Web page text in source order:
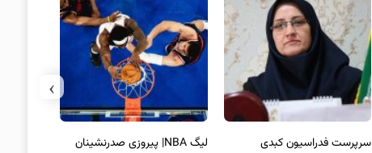
سرپرست فدراسیون کبدی
لیگ NBA| پیروزی صدرنشینان
›